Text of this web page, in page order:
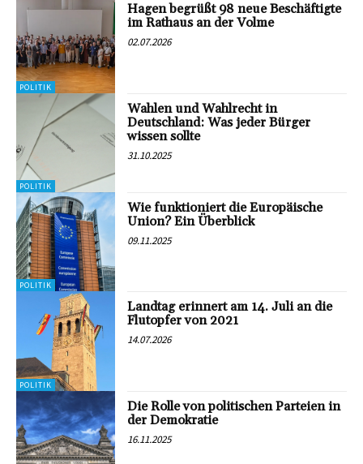
POLITIK
Hagen begrüßt 98 neue Beschäftigte
im Rathaus an der Volme
02.07.2026
POLITIK
Wahlen und Wahlrecht in
Deutschland: Was jeder Bürger
wissen sollte
31.10.2025
POLITIK
Wie funktioniert die Europäische
Union? Ein Überblick
09.11.2025
POLITIK
Landtag erinnert am 14. Juli an die
Flutopfer von 2021
14.07.2026
Die Rolle von politischen Parteien in
der Demokratie
16.11.2025